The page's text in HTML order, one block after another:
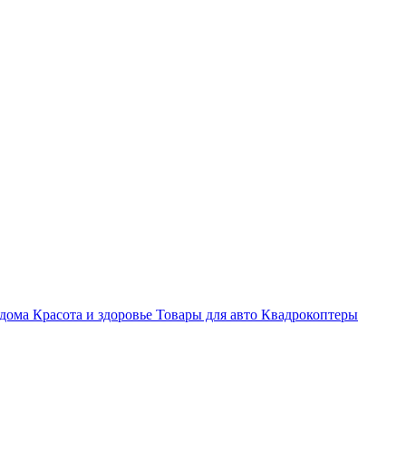
Красота и здоровье Товары для авто Квадрокоптеры